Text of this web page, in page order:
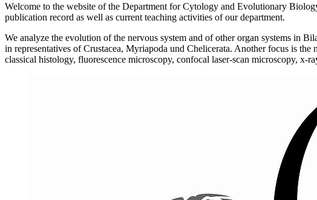
Welcome to the website of the Department for Cytology and Evolutionary
publication record as well as current teaching activities of our department.
We analyze the evolution of the nervous system and of other organ systems in
in representatives of Crustacea, Myriapoda und Chelicerata. Another focus is
classical histology, fluorescence microscopy, confocal laser-scan microscopy, x-